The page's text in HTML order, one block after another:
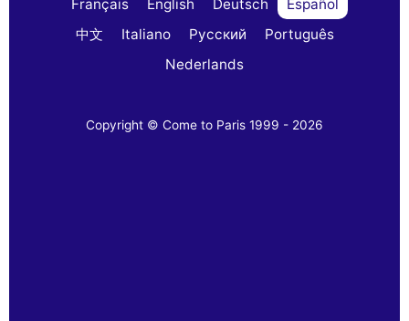
Français English Deutsch
Español
中文
Italiano Русский
Português
Nederlands
Copyright © Come to Paris 1999 - 2026